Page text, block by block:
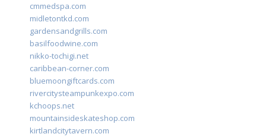
cmmedspa.com
midletontkd.com
gardensandgrills.com
basilfoodwine.com
nikko-tochigi.net
caribbean-corner.com
bluemoongiftcards.com
rivercitysteampunkexpo.com
kchoops.net
mountainsideskateshop.com
kirtlandcitytavern.com